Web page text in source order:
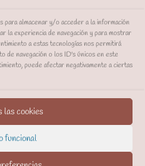
para almacenar y/o acceder a la información
la experiencia de navegación y para mostrar
a estas tecnologías nos permitirá
de navegación o los ID's únicos en este
puede afectar negativamente a ciertas
las cookies
funcional